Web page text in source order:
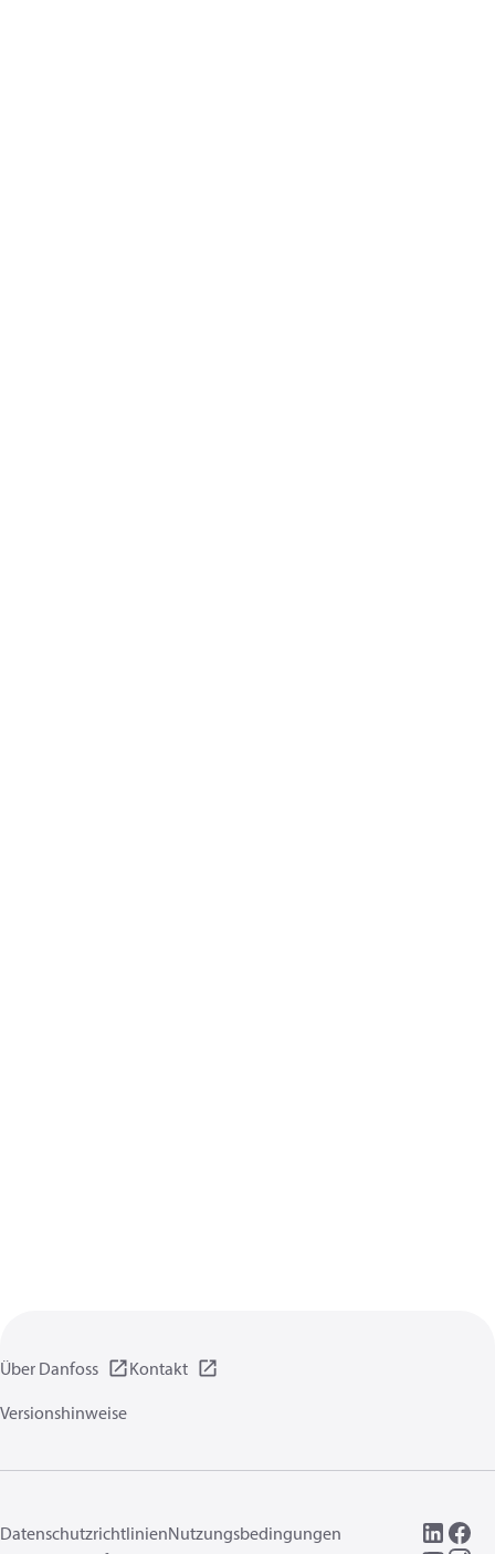
Über Danfoss
Kontakt
Versionshinweise
DatenschutzrichtlinienNutzungsbedingungen